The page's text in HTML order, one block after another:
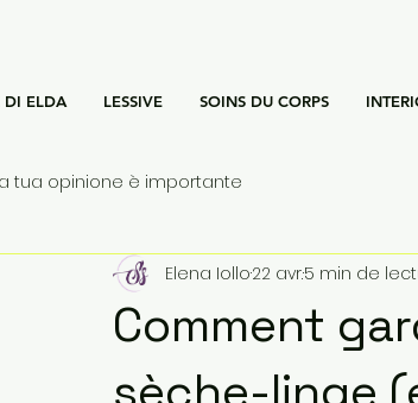
DI ELDA LESSIVE SOINS DU CORPS
tua opinione è importante
Comment
Elena Iollo22 avr.5 min de